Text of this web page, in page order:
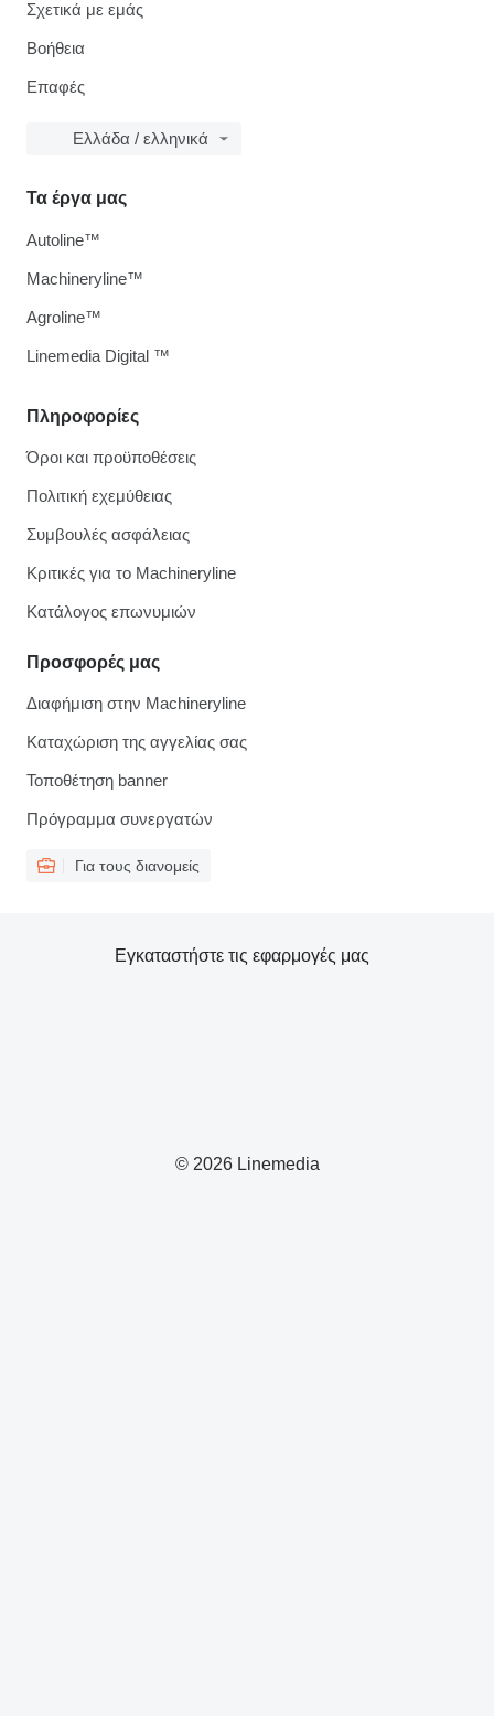
Σχετικά με εμάς
Βοήθεια
Επαφές
Ελλάδα / ελληνικά
Πληροφορίες
Όροι και προϋποθέσεις
Πολιτική εχεμύθειας
Συμβουλές ασφάλειας
Κριτικές για το Machineryline
Κατάλογος επωνυμιών
Προσφορές μας
Διαφήμιση στην Machineryline
Καταχώριση της αγγελίας σας
Τοποθέτηση banner
Πρόγραμμα συνεργατών
Για τους διανομείς
Τα έργα μας
Autoline™
Machineryline™
Agroline™
Linemedia Digital ™
© 2026 Linemedia
Εγκαταστήστε τις εφαρμογές μας